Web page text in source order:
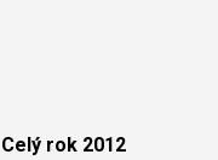
Celý rok 2012